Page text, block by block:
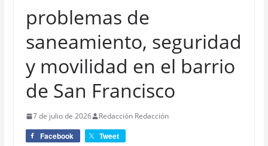
problemas de
saneamiento, seguridad
y movilidad en el barrio
de San Francisco
7 de julio de 2026 Redacción Redacción
Facebook Tweet